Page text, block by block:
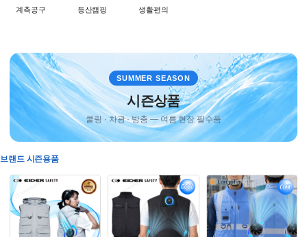
계측공구 등산캠핑 생활편의
SUMMER SEASON
시즌상품
쿨링 · 차광 · 방충 — 여름 현장 필수품
브랜드 시즌용품